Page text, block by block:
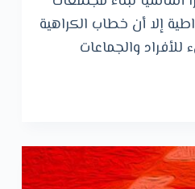
إلا أن خطاب الكراهية
والجماعات